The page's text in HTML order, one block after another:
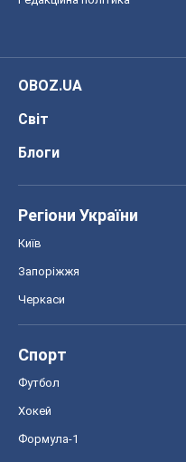
OBOZ.UA
Світ
Блоги
Регіони України
Київ
Запоріжжя
Черкаси
Спорт
Футбол
Хокей
Формула-1